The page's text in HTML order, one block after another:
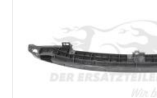
Mitsubishi Ersatzteile